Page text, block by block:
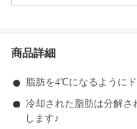
商品詳細
脂肪を4℃になるように
冷却された脂肪は分解さ
します♪